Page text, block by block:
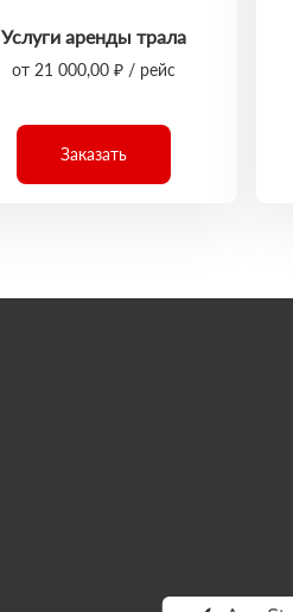
Услуги аренды трала
от 21 000,00 ₽ / рейс
Заказать